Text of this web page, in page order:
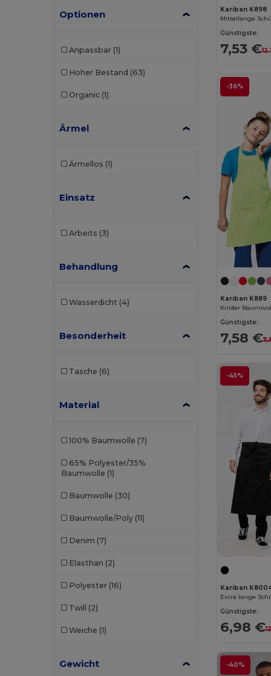
Westford mill
Optionen
Anpassbar (1)
Hoher Bestand (63)
Organic (1)
Ärmel
Ärmellos (1)
Einsatz
Arbeits (3)
Behandlung
Wasserdicht (4)
Besonderheit
Tasche (6)
Material
100% Baumwolle (7)
65% Polyester/35%
Baumwolle (1)
Baumwolle (30)
Baumwolle/Poly (11)
Denim (7)
Elasthan (2)
Polyester (16)
Twill (2)
Weiche (1)
Gewicht
Kariban K898
Mittellange
Günstigste:
7,53 €
-36%
Kariban K889
Günstigste:
7,58 €
-45%
Kariban
Extra lange
Günstigste:
6,98 €
-40%